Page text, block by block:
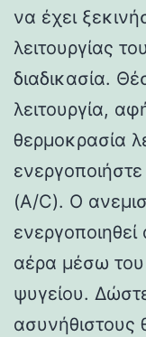
να έχει
λειτουργίας
διαδικασία.
λειτουργία,
θερμοκρασία
(A/C). Ο
αέρα μέσω
ψυγείου.